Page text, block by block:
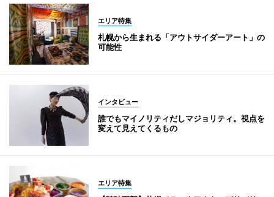
エリア特集
札幌から生まれる「アウトサイダーアート」の
可能性
インタビュー
誰でもマイノリティだしマジョリティ。視点を
変えて見えてくるもの
エリア特集